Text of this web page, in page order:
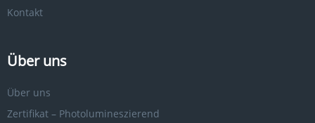
Kontakt
Über uns
Über uns
Zertifikat – Photolumineszierend